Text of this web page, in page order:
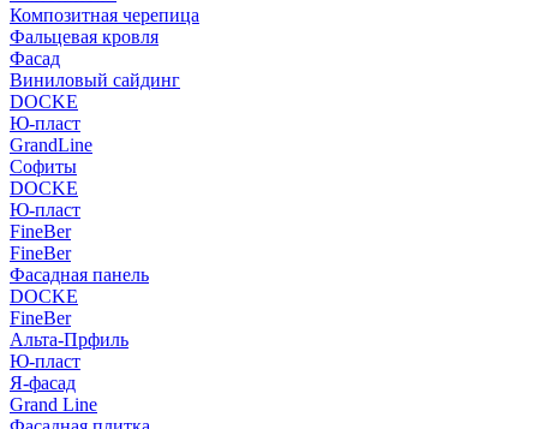
Композитная черепица
Фальцевая кровля
Фасад
Виниловый сайдинг
DOCKE
Ю-пласт
GrandLine
Софиты
DOCKE
Ю-пласт
FineBer
FineBer
Фасадная панель
DOCKE
FineBer
Альта-Прфиль
Ю-пласт
Я-фасад
Grand Line